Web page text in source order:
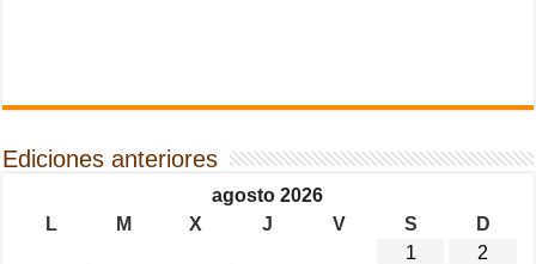
Ediciones anteriores
agosto 2026
L
M X J V S
D
1
2